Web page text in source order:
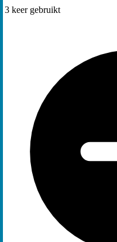
3 keer gebruikt